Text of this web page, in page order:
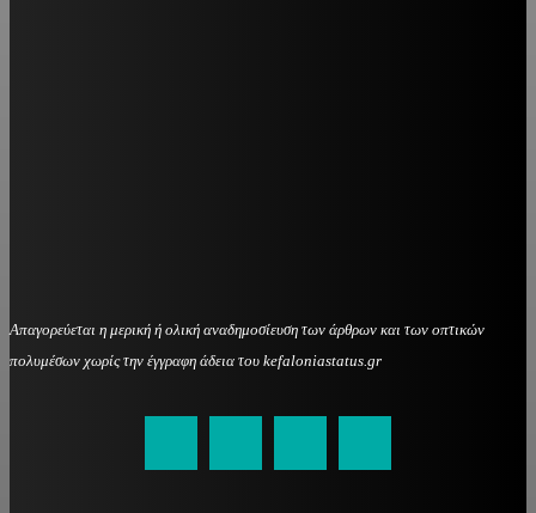
Απαγορεύεται η μερική ή ολική αναδημοσίευση των άρθρων και των οπτικών
πολυμέσων χωρίς την έγγραφη άδεια του kefaloniastatus.gr